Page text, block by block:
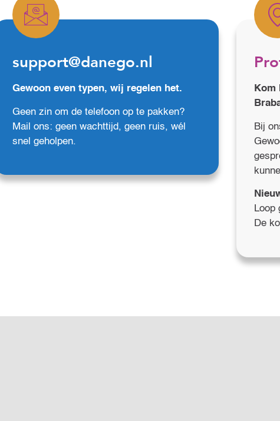
support@danego.nl
Gewoon even typen, wij regelen het.
Geen zin om de telefoon op te pakken?
Mail ons: geen wachttijd, geen ruis, wél
snel geholpen.
Kom
Bij
Loop
De